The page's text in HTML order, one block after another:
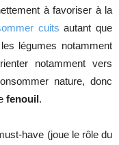
à favoriser à la
cuits autant que
légumes notamment
notamment vers
nature, donc
fenouil.
have (joue le rôle du